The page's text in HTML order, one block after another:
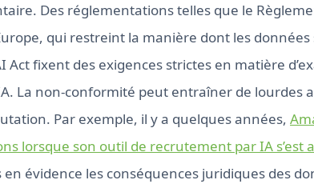
Des réglementations telles que le
qui restreint la manière dont les
Act fixent des exigences strictes en matière
La non-conformité peut entraîner de lourdes
Par exemple, il y a quelques années,
lorsque son outil de recrutement par IA s’est
en évidence les conséquences juridiques des